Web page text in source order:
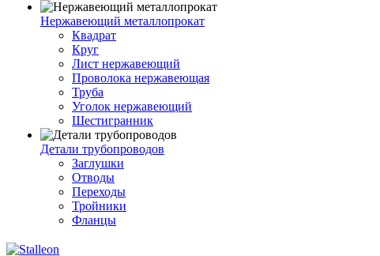
Нержавеющий металлопрокат
Квадрат
Круг
Лист нержавеющий
Проволока нержавеющая
Труба
Уголок нержавеющий
Шестигранник
Детали трубопроводов
Заглушки
Отводы
Переходы
Тройники
Фланцы